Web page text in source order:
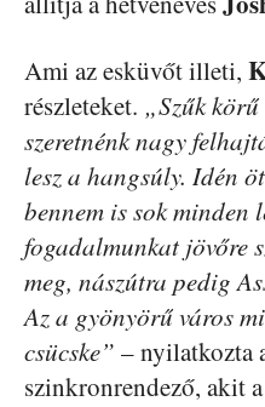
Ami az esküvőt illeti,
részleteket. „Szűk körű
szeretnénk nagy
lesz a hangsúly. Idén
bennem is sok minden
fogadalmunkat jövőre
meg, nászútra pedig
Az a gyönyörű város
csücske” – nyilatkozta
szinkronrendező, akit a